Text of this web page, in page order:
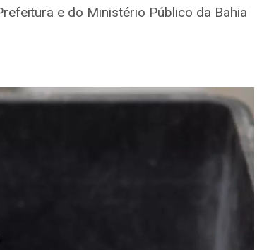
e do Ministério Público da Bahia